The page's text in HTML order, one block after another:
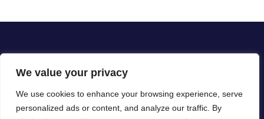
We value your privacy
We use cookies to enhance your browsing experience, serve
personalized ads or content, and analyze our traffic. By
Propone Un Elenco Di Imprese Di